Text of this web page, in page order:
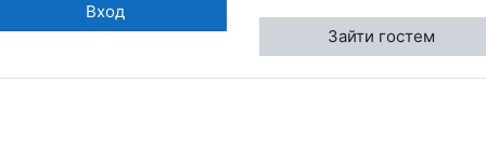
Вход
Зайти гостем